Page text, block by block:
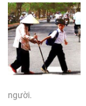
người.